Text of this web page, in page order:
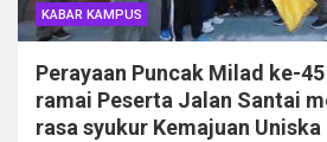
KABAR KAMPUS
Perayaan Puncak Milad ke-
ramai Peserta Jalan Santai
rasa syukur Kemajuan Uniska